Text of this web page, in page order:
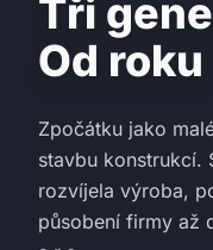
Tři
Od
Zpočátku jako
stavbu konstrukcí.
rozvíjela výroba,
působení firmy až